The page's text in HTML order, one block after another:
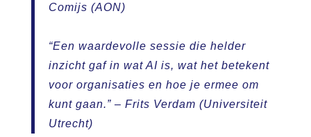
Comijs (AON)
“Een waardevolle sessie die helder
inzicht gaf in wat AI is, wat het betekent
voor organisaties en hoe je ermee om
kunt gaan.”– Frits Verdam (Universiteit
Utrecht)